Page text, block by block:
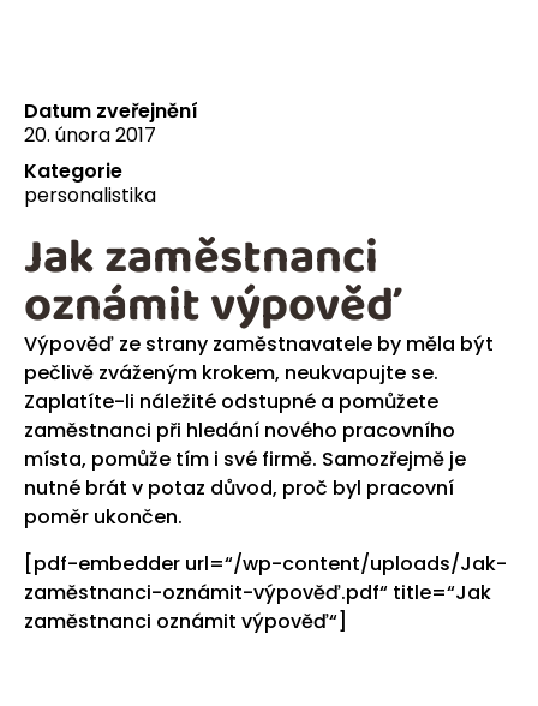
Datum zveřejnění
20. února 2017
Kategorie
personalistika
Výpověď ze strany zaměstnavatele by měla být
pečlivě zváženým krokem, neukvapujte se.
Zaplatíte-li náležité odstupné a pomůžete
zaměstnanci při hledání nového pracovního
místa, pomůže tím i své firmě. Samozřejmě je
nutné brát v potaz důvod, proč byl pracovní
poměr ukončen.
[pdf-embedder url=“/wp-content/uploads/Jak-
zaměstnanci-oznámit-výpověď.pdf“ title=“Jak
zaměstnanci oznámit výpověď“]
Jak zaměstnanci
oznámit výpověď